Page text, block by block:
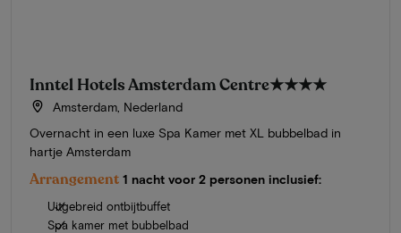
Inntel Hotels Amsterdam Centre★★★★
Amsterdam, Nederland
Overnacht in een luxe Spa Kamer met XL bubbelbad in
hartje Amsterdam
Arrangement 1 nacht voor 2 personen inclusief:
Uitgebreid ontbijtbuffet
Spa kamer met bubbelbad